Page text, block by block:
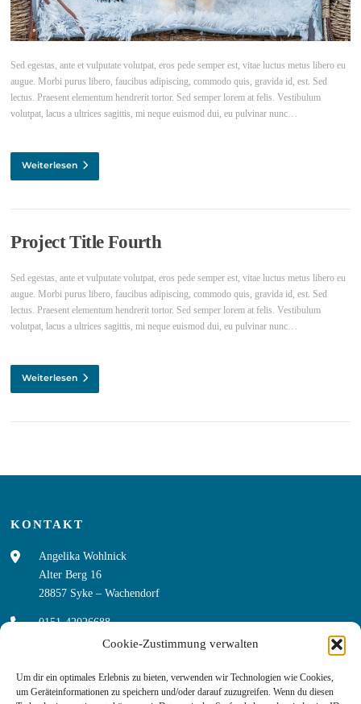
Cookie-Zustimmung verwalten
Um dir ein optimales Erlebnis zu bieten, verwenden wir Technologien wie Cookies,
um Geräteinformationen zu speichern und/oder darauf zuzugreifen. Wenn du diesen
Sed egestas, ante et vulputate volutpat, eros pede semper est, vitae luctus metus libero eu
augue. Morbi purus libero, faucibus adipiscing, commodo quis, gravida id, est. Sed
lectus. Praesent elementum hendrerit tortor. Sed semper lorem at felis. Vestibulum
volutpat, lacus a ultrices sagittis, mi neque euismod dui, eu pulvinar nunc…
Weiterlesen
Project Title Fourth
Sed egestas, ante et vulputate volutpat, eros pede semper est, vitae luctus metus libero eu
augue. Morbi purus libero, faucibus adipiscing, commodo quis, gravida id, est. Sed
lectus. Praesent elementum hendrerit tortor. Sed semper lorem at felis. Vestibulum
volutpat, lacus a ultrices sagittis, mi neque euismod dui, eu pulvinar nunc…
Weiterlesen
KONTAKT
Angelika Wohlnick
Alter Berg 16
28857 Syke – Wachendorf
0151-42026688
ak.wohlnick@t-online.de